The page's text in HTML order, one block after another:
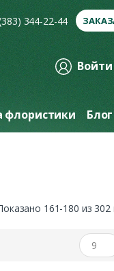
344-22-44
Войти
Блог
161-180 из